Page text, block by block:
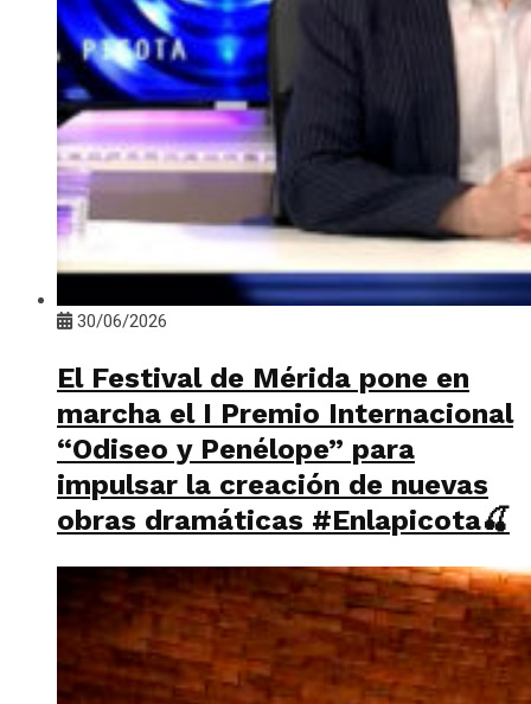
30/06/2026
El Festival de Mérida pone en
marcha el I Premio Internacional
“Odiseo y Penélope” para
impulsar la creación de nuevas
obras dramáticas #Enlapicota🍒